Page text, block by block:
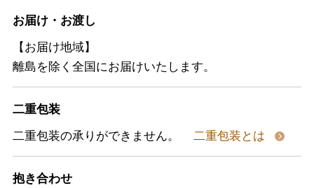
お届け・お渡し
【お届け地域】
離島を除く全国にお届けいたします。
二重包装
二重包装の承りができません。
二重包装とは
抱き合わせ